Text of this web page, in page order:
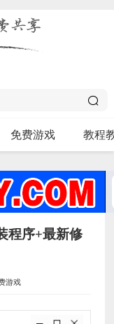
免费游戏 教程
程序+最新修
游戏